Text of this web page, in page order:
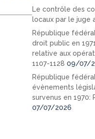
Le contrôle des
locaux par le juge
République
droit public en
relative aux
1107-1128 09/07/
République
évènements
survenus en 1970:
07/07/2026